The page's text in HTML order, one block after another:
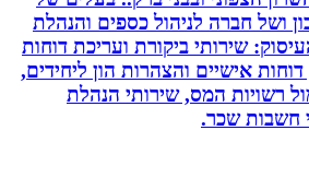
חברה לניהול כספים והנהלת
שירותי ביקורת ועריכת דוחות
אישיים והצהרות הון ליחידים,
המס, שירותי הנהלת
שכר.